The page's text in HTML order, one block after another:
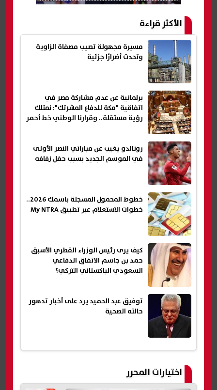
الأكثر قراءة
مسيرة مجهولة تصيب مصفاة الزاوية
وتحدث أضرارًا جزئية
برلمانية عن عدم مشاركة مصر في
اتفاقية "مكة للدفاع المشرتك": نمتلك
رؤية مستقلة.. وقرارنا الوطني خط أحمر
رونالدو يغيب عن مباراتي النصر الأولى
في الموسم الجديد بسبب حفل زفافه
خطوط المحمول المسجلة باسمك 2026..
خطوات الاستعلام عبر تطبيق My NTRA
كيف يرى رئيس الوزراء القطري الأسبق
حمد بن جاسم الاتفاق الدفاعي
السعودي الباكستاني التركي؟
توفيق عبد الحميد يرد على أخبار تدهور
حالته الصحية
اختيارات المحرر